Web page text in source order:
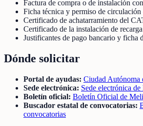
Factura de compra o de instalación
Ficha técnica y permiso de
Certificado de achatarramiento del
Certificado de la instalación de
Justificantes de pago bancario y ficha
Dónde solicitar
Portal de ayudas: Ciudad Autónoma
Sede electrónica: Sede electrónica
Boletín oficial: Boletín Oficial de
Buscador estatal de convocatorias:
convocatorias